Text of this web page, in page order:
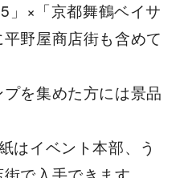
」×「京都舞鶴ベイサ
野屋商店街も含めて
を集めた方には景品
はイベント本部、う
で入手できます。